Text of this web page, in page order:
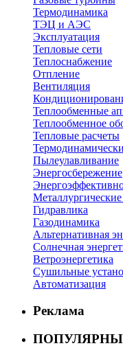
Термодинамика
ТЭЦ и АЭС
Эксплуатация
Тепловые сети
Теплоснабжение
Отпление
Вентиляция
Теплообменные
Теплообменное
Тепловые расчеты
Пылеулавливание
Энергосбережение
Гидравлика
Газодинамика
Альтернативная
Солнечная
Ветроэнергетика
Сушильные
Автоматизация
Реклама